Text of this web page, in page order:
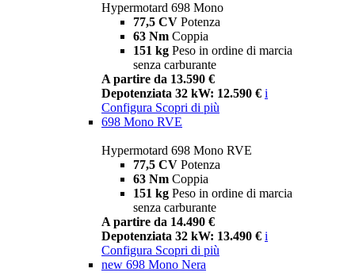
Hypermotard 698 Mono
77,5 CV Potenza
63 Nm Coppia
151 kg Peso in ordine di marcia
senza carburante
A partire da 13.590 €
Depotenziata 32 kW: 12.590 € i
Configura Scopri di più
698 Mono RVE
Hypermotard 698 Mono RVE
77,5 CV Potenza
63 Nm Coppia
151 kg Peso in ordine di marcia
senza carburante
A partire da 14.490 €
Depotenziata 32 kW: 13.490 € i
Configura Scopri di più
new 698 Mono Nera